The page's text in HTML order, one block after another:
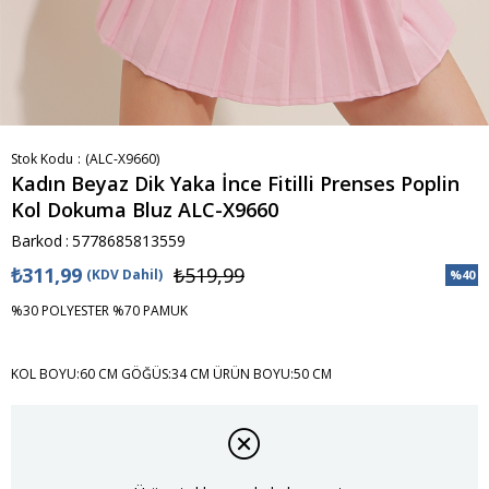
Stok Kodu (ALC-X9660)
Kadın Beyaz Dik Yaka İnce Fitilli Prenses Poplin
Kol Dokuma Bluz ALC-X9660
Barkod : 5778685813559
%40
₺519,99
₺311,99 (KDV Dahil)
%30 POLYESTER %70 PAMUK
KOL BOYU:60 CM GÖĞÜS:34 CM ÜRÜN BOYU:50 CM